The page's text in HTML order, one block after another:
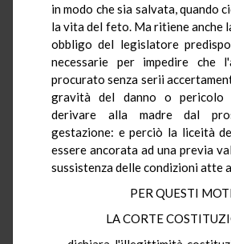
in modo che sia salvata, quando
la vita del feto. Ma ritiene anche
obbligo del legislatore
necessarie per impedire che
procurato senza serii
gravità del danno o pericolo
derivare alla madre dal
gestazione: e perciò la liceità
essere ancorata ad una previa
sussistenza delle condizioni atte
PER QUESTI
LA CORTE